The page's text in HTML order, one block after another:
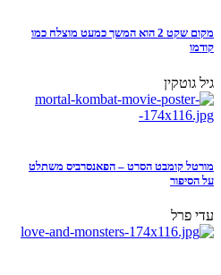
מקום שקט 2 הוא המשך כמעט מוצלח כמו
קודמו
גיל גוטקין
מורטל קומבט הסרט – הפאנסרביס משתלט
על הסיפור
עדי פרל